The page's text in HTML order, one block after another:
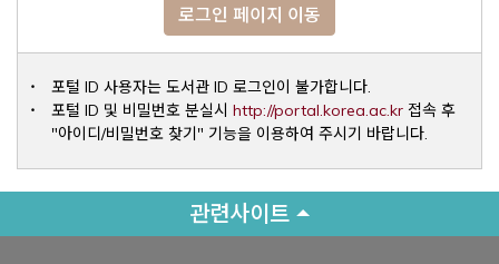
로그인 페이지 이동
포털 ID 사용자는 도서관 ID 로그인이 불가합니다.
포털 ID 및 비밀번호 분실시 http://portal.korea.ac.krOpens a
접속 후
"아이디/비밀번호 찾기" 기능을 이용하여 주시기 바랍니다.
관련사이트